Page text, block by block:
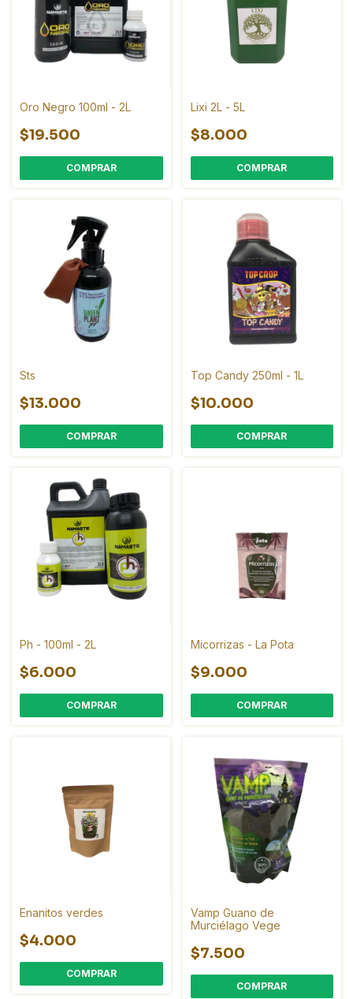
Oro Negro 100ml - 2L
$19.500
COMPRAR
Lixi 2L - 5L
$8.000
COMPRAR
Sts
$13.000
Top Candy 250ml - 1L
$10.000
COMPRAR
Ph - 100ml - 2L
$6.000
COMPRAR
Micorrizas - La Pota
$9.000
Enanitos verdes
$4.000
Vamp Guano de
Murciélago Vege
$7.500